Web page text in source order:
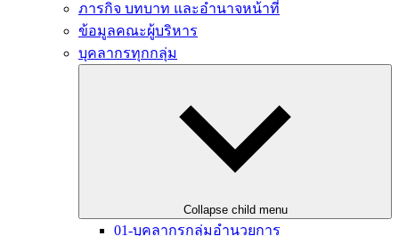
ภารกิจ บทบาท และอำนาจหน้าที่
ข้อมูลคณะผู้บริหาร
บุคลากรทุกกลุ่ม
Collapse child menu
01-บุคลากรกลุ่มอำนวยการ